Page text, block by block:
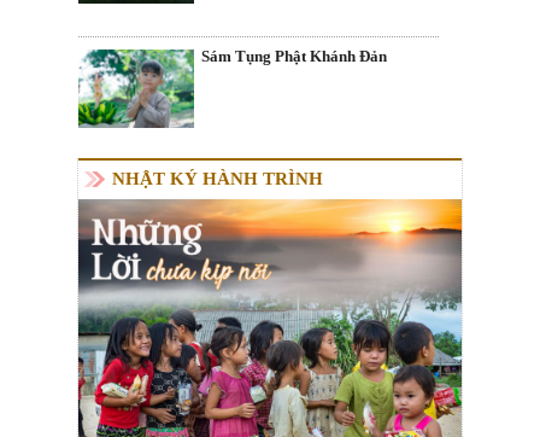
Sám Tụng Phật Khánh Đản
NHẬT KÝ HÀNH TRÌNH